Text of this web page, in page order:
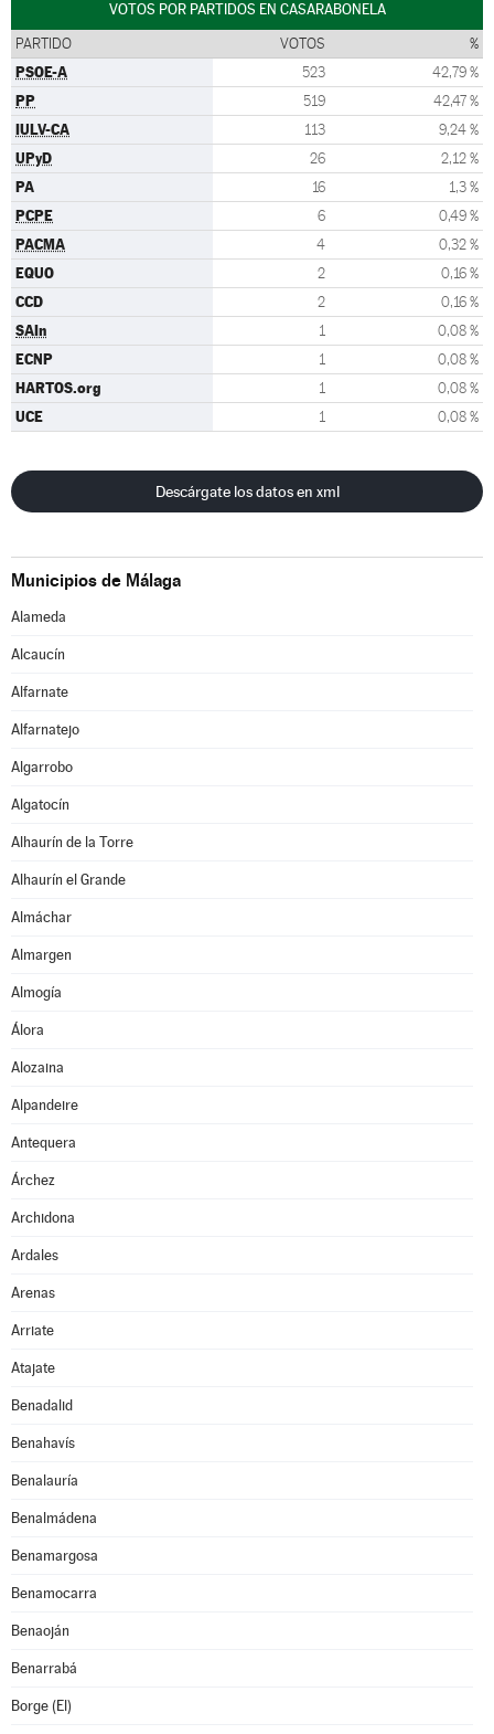
VOTOS POR PARTIDOS EN CASARABONELA
PARTIDO VOTOS %
PSOE-A 523 42,79 %
PP 519 42,47 %
IULV-CA 113 9,24 %
UPyD 26 2,12 %
PA 16 1,3 %
PCPE 6 0,49 %
PACMA 4 0,32 %
EQUO 2 0,16 %
CCD 2 0,16 %
SAIn 1 0,08 %
ECNP 1 0,08 %
HARTOS.org 1 0,08 %
UCE 1 0,08 %
Descárgate los datos en xml
Municipios de Málaga
Alameda
Alcaucín
Alfarnate
Alfarnatejo
Algarrobo
Algatocín
Alhaurín de la Torre
Alhaurín el Grande
Almáchar
Almargen
Almogía
Álora
Alozaina
Alpandeire
Antequera
Árchez
Archidona
Ardales
Arenas
Arriate
Atajate
Benadalid
Benahavís
Benalauría
Benalmádena
Benamargosa
Benamocarra
Benaoján
Benarrabá
Borge (El)